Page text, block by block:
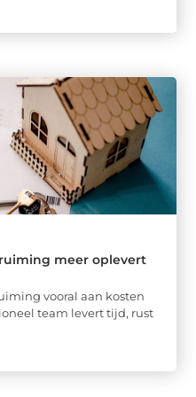
meer oplevert
vooral aan kosten
team levert tijd, rust